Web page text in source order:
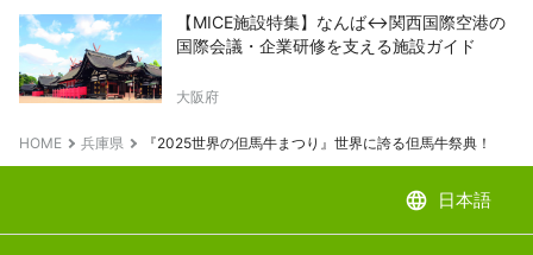
【MICE施設特集】なんば↔関西国際空港の
国際会議・企業研修を支える施設ガイド
大阪府
HOME 兵庫県 『2025世界の但馬牛まつり』世界に誇る但馬牛祭典！
language 日本語